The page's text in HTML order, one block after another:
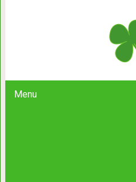
Menu
Никола Тесла